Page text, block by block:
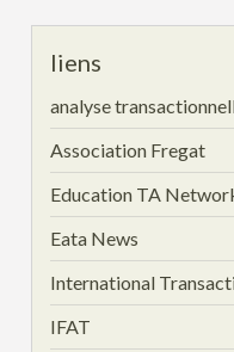
liens
analyse
Association Fregat
Education TA
Eata News
International
IFAT